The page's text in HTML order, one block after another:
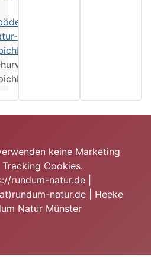
keine Marketing
Cookies.
rundum-natur.de |
natur.de | Heeke
Natur Münster